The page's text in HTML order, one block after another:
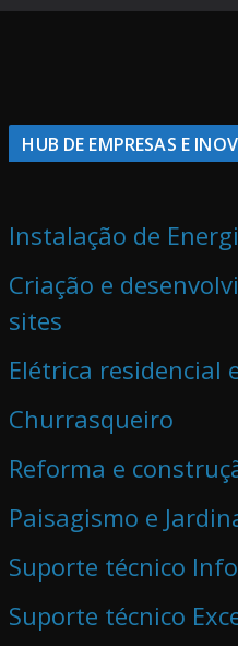
HUB DE EMPRESAS E
Instalação de
Criação e
sites
Elétrica residencial
Churrasqueiro
Reforma e
Paisagismo e
Suporte técnico
Suporte técnico